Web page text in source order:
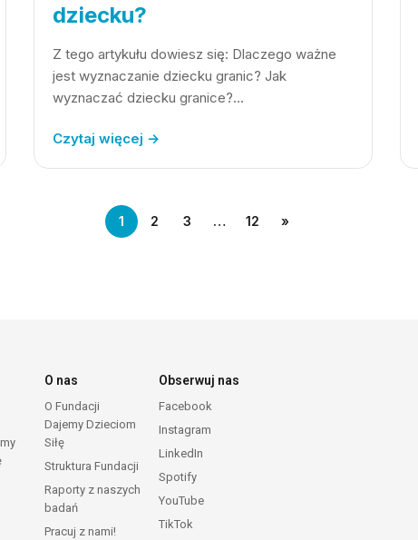
dziecku?
Z tego artykułu dowiesz się: Dlaczego ważne
jest wyznaczanie dziecku granic? Jak
wyznaczać dziecku granice?…
Czytaj więcej →
1 2 3 … 12 »
O nas
O Fundacji
Dajemy Dzieciom
Siłę
Struktura Fundacji
Raporty z naszych
badań
Pracuj z nami!
Obserwuj nas
Facebook
Instagram
LinkedIn
Spotify
YouTube
TikTok